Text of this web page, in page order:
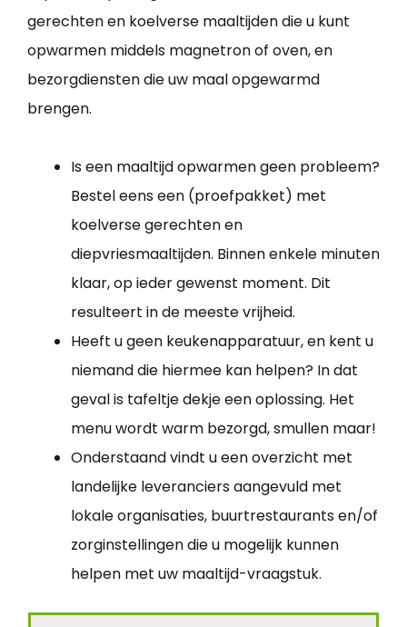
gerechten en koelverse maaltijden die u kunt
opwarmen middels magnetron of oven, en
bezorgdiensten die uw maal opgewarmd
brengen.
Is een maaltijd opwarmen geen probleem?
Bestel eens een (proefpakket) met
koelverse gerechten en
diepvriesmaaltijden. Binnen enkele minuten
klaar, op ieder gewenst moment. Dit
resulteert in de meeste vrijheid.
Heeft u geen keukenapparatuur, en kent u
niemand die hiermee kan helpen? In dat
geval is tafeltje dekje een oplossing. Het
menu wordt warm bezorgd, smullen maar!
Onderstaand vindt u een overzicht met
landelijke leveranciers aangevuld met
lokale organisaties, buurtrestaurants en/of
zorginstellingen die u mogelijk kunnen
helpen met uw maaltijd-vraagstuk.